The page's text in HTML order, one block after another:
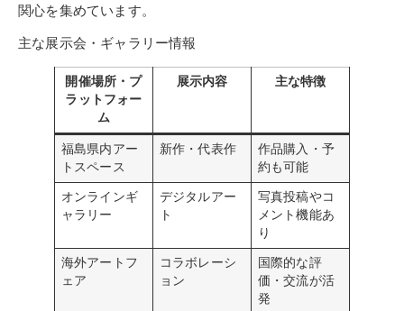
関心を集めています。
主な展示会・ギャラリー情報
開催場所・プ
ラットフォー
ム
展示内容 主な特徴
福島県内アー
トスペース
新作・代表作
作品購入・予
約も可能
オンラインギ
ャラリー
デジタルアー
ト
写真投稿やコ
メント機能あ
り
海外アートフ
ェア
コラボレーシ
ョン
国際的な評
価・交流が活
発